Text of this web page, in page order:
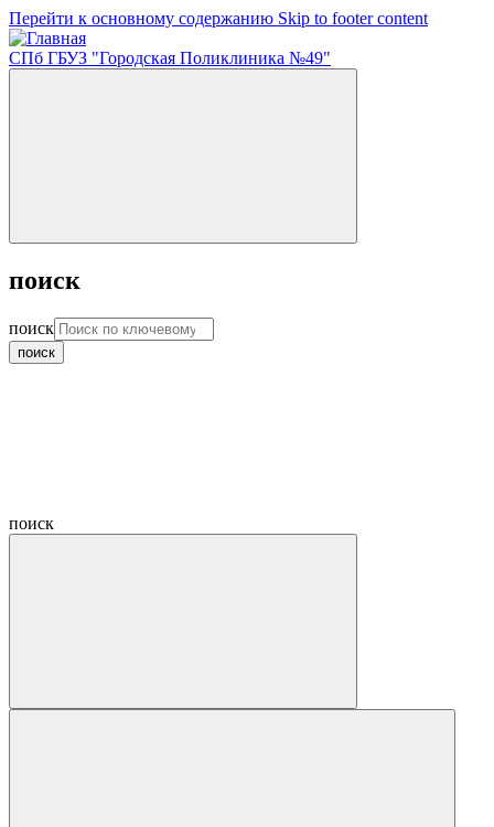
Перейти к основному содержанию Skip to footer content
СПб ГБУЗ "Городская Поликлиника №49"
поиск
поиск
поиск